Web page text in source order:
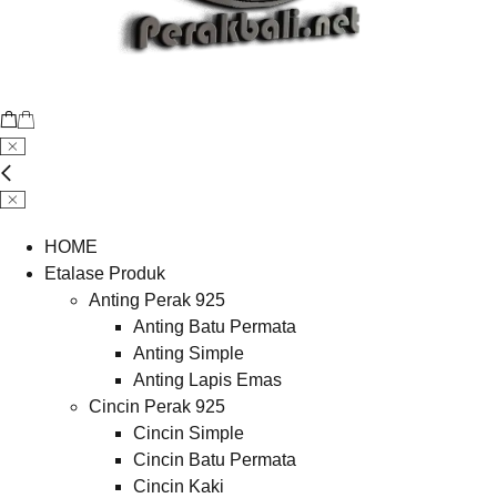
HOME
Etalase Produk
Anting Perak 925
Anting Batu Permata
Anting Simple
Anting Lapis Emas
Cincin Perak 925
Cincin Simple
Cincin Batu Permata
Cincin Kaki